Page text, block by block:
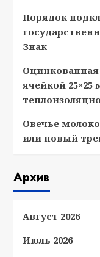
Порядок
Знак
Оцинкованная
ячейкой
Овечье
или новый
Архив
Август 2026
Июль 2026